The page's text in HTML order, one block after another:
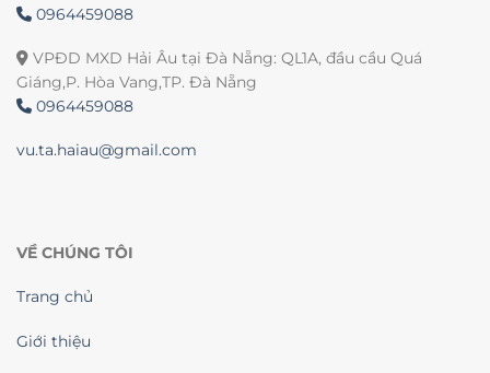
0964459088
VPĐD MXD Hải Âu tại Đà Nẵng: QL1A, đầu cầu Quá
Giáng,P. Hòa Vang,TP. Đà Nẵng
0964459088
vu.ta.haiau@gmail.com
VỀ CHÚNG TÔI
Trang chủ
Giới thiệu